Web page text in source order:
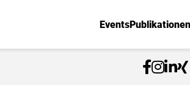
EventsPublikationen